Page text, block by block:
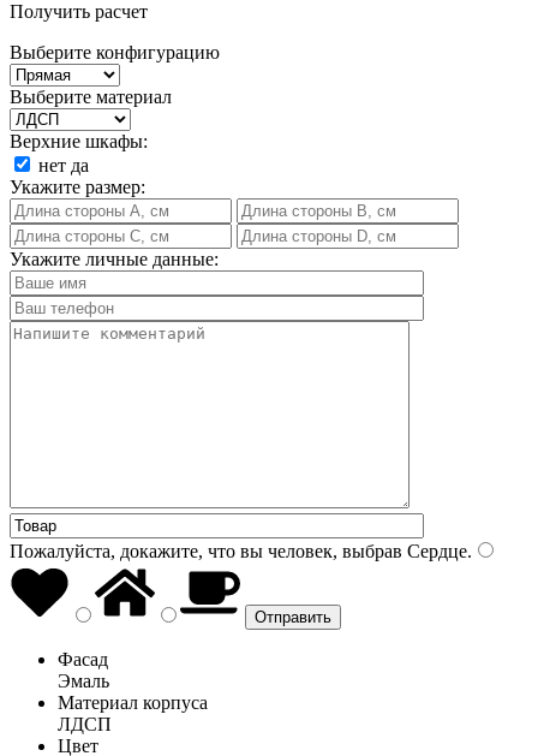
Получить расчет
Выберите конфигурацию
Выберите материал
Верхние шкафы:
нет да
Укажите размер:
Укажите личные данные:
Пожалуйста, докажите, что вы человек, выбрав Сердце.
Фасад
Эмаль
Материал корпуса
ЛДСП
Цвет